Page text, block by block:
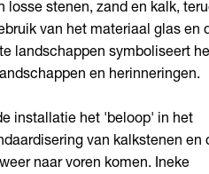
losse stenen, zand en kalk,
van het materiaal glas en
landschappen symboliseert
en herinneringen.
installatie het 'beloop' in het
van kalkstenen en
naar voren komen. Ineke